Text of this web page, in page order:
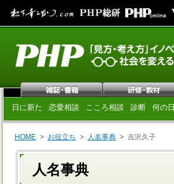
日に新た 恋愛相談 こころ相談 診断 何の日
HOME お役立ち 人名事典 吉沢久子
人名事典